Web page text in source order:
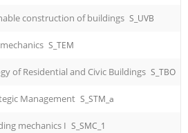
construction of buildings S_UVB
S_TEM
of Residential and Civic Buildings S_TBO
Management S_STM_a
mechanics I S_SMC_1